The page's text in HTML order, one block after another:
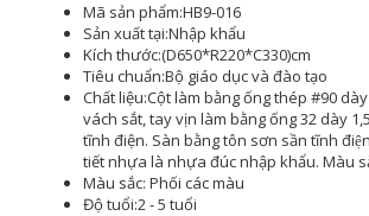
Mã sản phẩm:HB9-016
Sản xuất tại:Nhập khẩu
Kích thước:(D650*R220*C330)cm
Tiêu chuẩn:Bộ giáo dục và đào tạo
Chất liệu:Cột làm bằng ống thép #90
vách sắt, tay vịn làm bằng ống 32 dày
tĩnh điện. Sàn bằng tôn sơn sần tĩnh
tiết nhựa là nhựa đúc nhập khẩu. Màu
Màu sắc: Phối các màu
Độ tuổi:2 - 5 tuổi